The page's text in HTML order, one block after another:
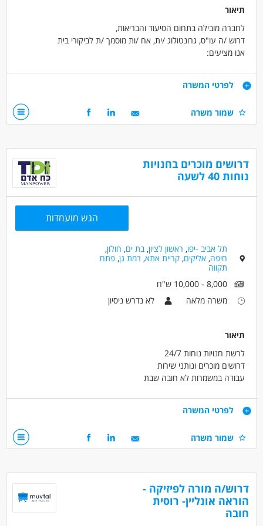
תיאור
לחברה מובילה בתחום הסיעוד והבריאות,
דרוש /ה עו"ס, גרונטולוג /ית, אח /ות מוסמך /ת לביקורי בית
אנו מציעים:
המשרה כוללת שטח ומשרד.
עזרה לקשישים במיצוי זכויותיהם, ביצוע ביקורי בית שוטפים, בניית קשר
מקצועי עם גורמים בקהילה ותיווך עם הגורמים השונים סביב הקשיש /ה,
דרישות
רישיון נהיגה - חובה
מדעי החברה - עבודה סוציאלית ורווחה
רפואה /רפואה אלטרנטיבית - סיעוד
לא נדרש ניסיון
עבודה כפרילאנסר.ית /עצמאי.ת
עבודה ללא ניסיון
עבודה מיידית
משרה מלאה
עבודה לפי שעות
אקדמאים ללא נסיון
לפרטי המשרה
שמור משרה
דרושים מוכרים בחנויות
נוחות 40 לשעה
הגש מועמדות
תל אביב -יפו, ראשון לציון,בת ים, חולון,
חיפה,אליקים,קריית אתא, רמת גן,פתח
תקווה
8,000 - 10,000 ש"ח
משרה מלאה
לא נדרש ניסיון
תיאור
לרשת חנויות נוחות 24/7
דרושים מוכרים ונותני שירות
עבודה במשמרות לא חובה שבת
אפשרי למשרה מלאה/חלקית/זמנית
40 לשעה
דרישות
מכירות - מוכר/ת
מכירות - מכירות פרונטלי
מאפייני משרה
לא נדרש ניסיון
לפרטי המשרה
שמור משרה
דרוש/ה מורה לפיזיקה -
הוראה אונליין- רוסית
חובה